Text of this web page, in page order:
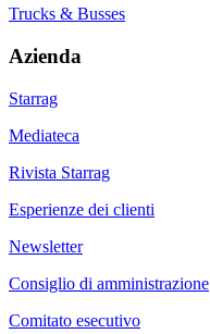
Trucks & Busses
Azienda
Starrag
Mediateca
Rivista Starrag
Esperienze dei clienti
Newsletter
Consiglio di amministrazione
Comitato esecutivo